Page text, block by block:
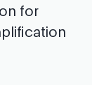
for